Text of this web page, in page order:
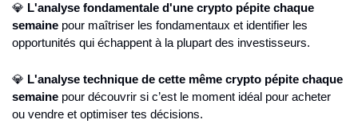
💎 L'analyse fondamentale d'une crypto pépite chaque
semaine pour maîtriser les fondamentaux et identifier les
opportunités qui échappent à la plupart des investisseurs.
💎 L'analyse technique de cette même crypto pépite chaque
semaine pour découvrir si c’est le moment idéal pour acheter
ou vendre et optimiser tes décisions.